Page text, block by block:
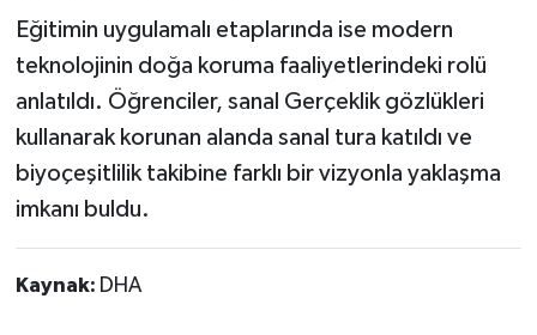
Eğitimin uygulamalı etaplarında ise modern
teknolojinin doğa koruma faaliyetlerindeki rolü
anlatıldı. Öğrenciler, sanal Gerçeklik gözlükleri
kullanarak korunan alanda sanal tura katıldı ve
biyoçeşitlilik takibine farklı bir vizyonla yaklaşma
imkanı buldu.
Kaynak: DHA